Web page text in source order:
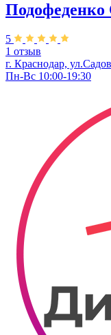
Подофеденко
5
1 отзыв
г. Краснодар,
Пн-Вс 10:00-19:30